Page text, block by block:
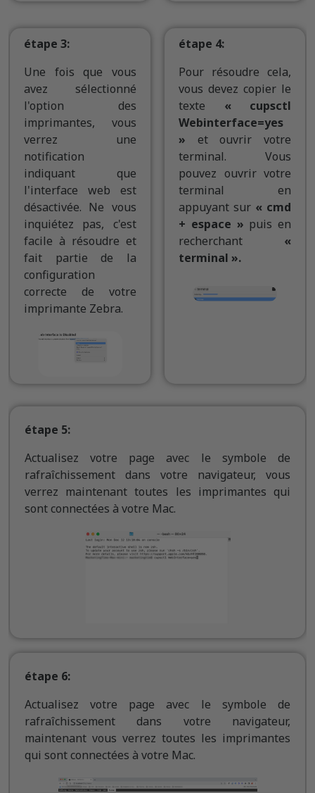
étape 3:
Une fois que vous
avez sélectionné
l'option des
imprimantes, vous
verrez une
notification
indiquant que
l'interface web est
désactivée. Ne vous
inquiétez pas, c'est
facile à résoudre et
fait partie de la
configuration
correcte de votre
imprimante Zebra.
étape 4:
Pour résoudre cela,
vous devez copier le
texte « cupsctl
Webinterface=yes
» et ouvrir votre
terminal. Vous
pouvez ouvrir votre
terminal en
appuyant sur « cmd
+ espace » puis en
recherchant «
terminal ».
étape 5:
Actualisez votre page avec le symbole de
rafraîchissement dans votre navigateur, vous
verrez maintenant toutes les imprimantes qui
sont connectées à votre Mac.
étape 6:
Actualisez votre page avec le symbole de
rafraîchissement dans votre navigateur,
maintenant vous verrez toutes les imprimantes
qui sont connectées à votre Mac.